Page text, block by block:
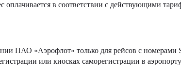
оплачивается в соответствии с действующими
ПАО «Аэрофлот» только для рейсов с номерами
или киосках саморегистрации в